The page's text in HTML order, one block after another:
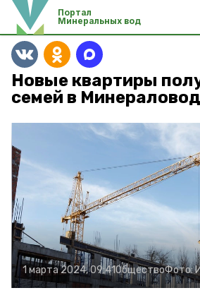
Портал
Минеральных вод
Новые квартиры
семей в
1 марта 2024, 09:41ОбществоФото: